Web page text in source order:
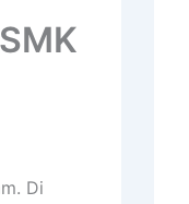
Di